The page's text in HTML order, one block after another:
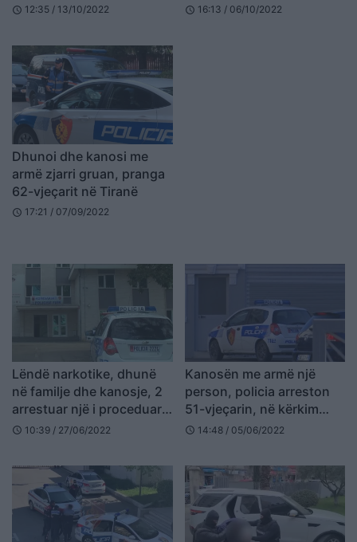
dhe arreston 3 persona
schedule 12:35 / 13/10/2022 schedule 16:13 / 06/10/2022
Dhunoi dhe kanosi me
armë zjarri gruan, pranga
62-vjeçarit në Tiranë
schedule 17:21 / 07/09/2022
Lëndë narkotike, dhunë
në familje dhe kanosje, 2
arrestuar një i proceduar
në Fier
schedule 10:39 / 27/06/2022
Kanosën me armë një
person, policia arreston
51-vjeçarin, në kërkim
djali i tij
schedule 14:48 / 05/06/2022